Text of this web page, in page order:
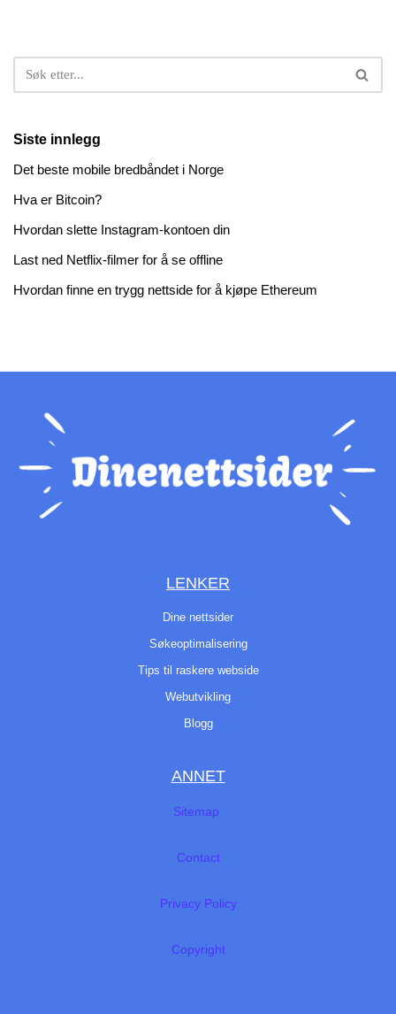
Siste innlegg
Det beste mobile bredbåndet i Norge
Hva er Bitcoin?
Hvordan slette Instagram-kontoen din
Last ned Netflix-filmer for å se offline
Hvordan finne en trygg nettside for å kjøpe Ethereum
LENKER
Dine nettsider
Søkeoptimalisering
Tips til raskere webside
Webutvikling
Blogg
ANNET
Sitemap
Contact
Privacy Policy
Copyright